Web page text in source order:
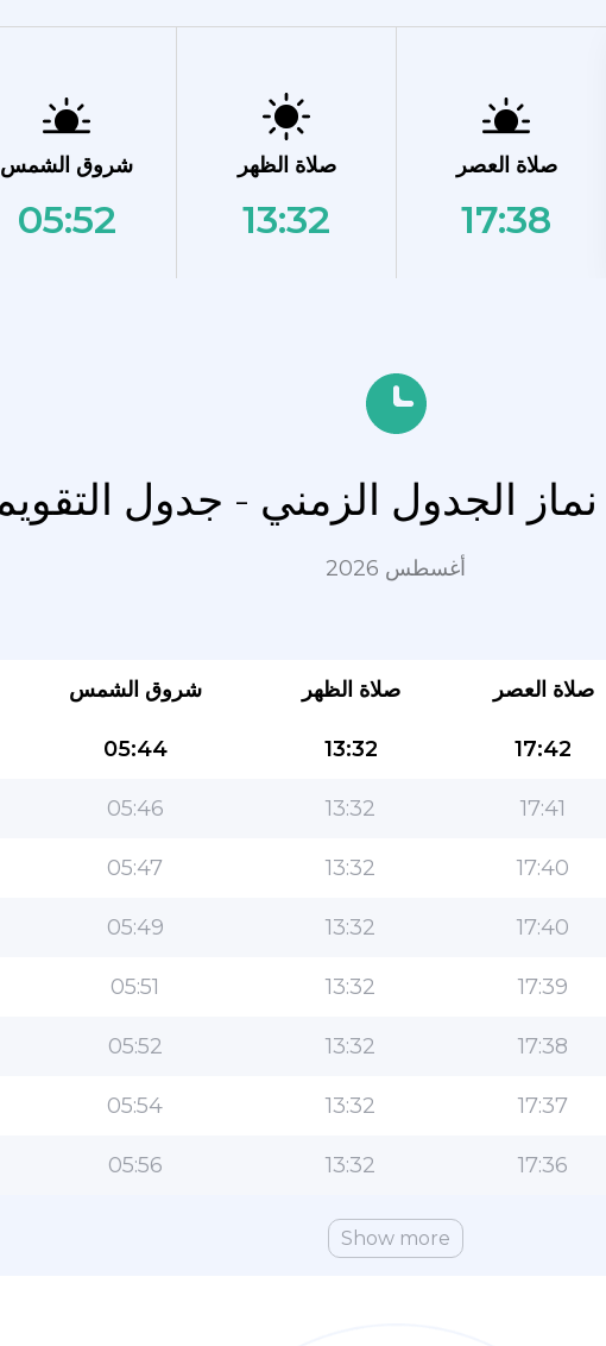
شروق الشمس
05:52
صلاة الظهر
13:32
صلاة العصر
17:38
أغسطس 2026
شروق الشمس صلاة الظهر صلاة العصر
05:44 13:32 17:42
05:46 13:32 17:41
05:47 13:32 17:40
05:49 13:32 17:40
05:51 13:32 17:39
05:52 13:32 17:38
05:54 13:32 17:37
05:56 13:32 17:36
Show more
التطبيق الأكثر شعبية للمسلمين!
التطبيق الإسلامي الشهير لنمط الحياة ، مع ميزات سهلة